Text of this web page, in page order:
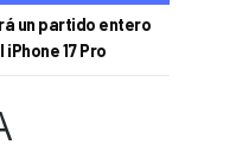
un partido entero
17 Pro